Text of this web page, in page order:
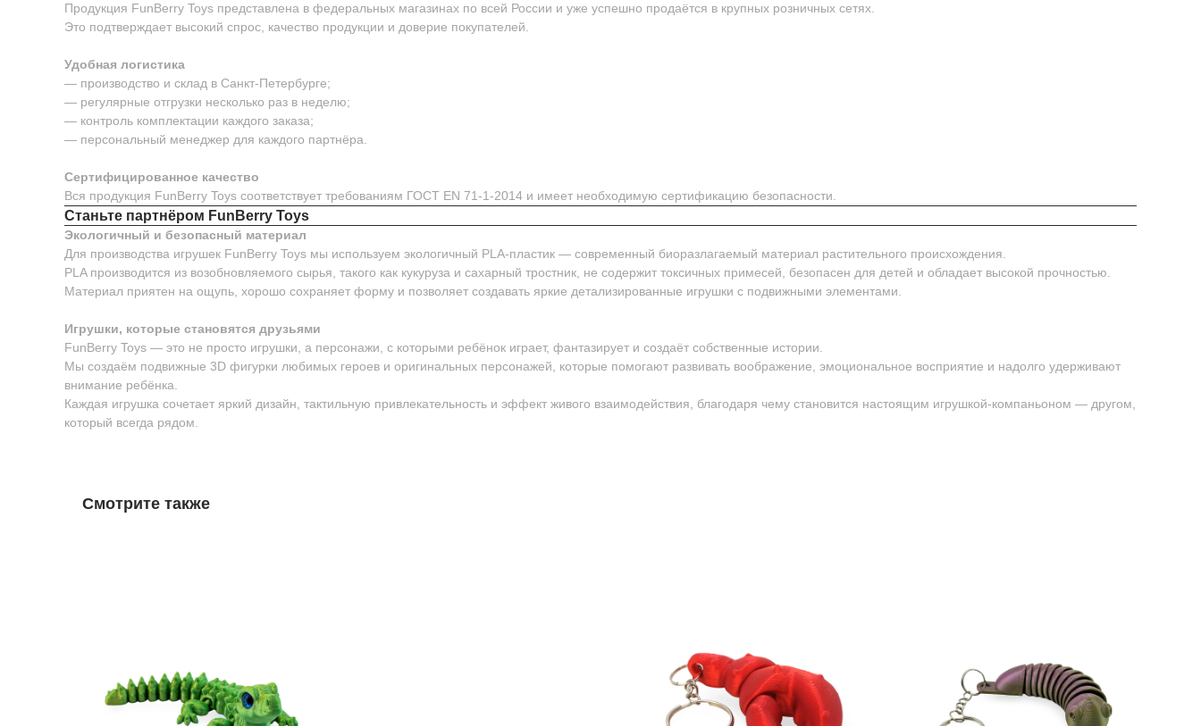
Продукция FunBerry Toys представлена в федеральных магазинах по всей России и уже успешно продаётся в крупных розничных сетях.
Это подтверждает высокий спрос, качество продукции и доверие покупателей.
Удобная логистика
— производство и склад в Санкт-Петербурге;
— регулярные отгрузки несколько раз в неделю;
— контроль комплектации каждого заказа;
— персональный менеджер для каждого партнёра.
Сертифицированное качество
Вся продукция FunBerry Toys соответствует требованиям ГОСТ EN 71-1-2014 и имеет необходимую сертификацию безопасности.
Станьте партнёром FunBerry Toys
Экологичный и безопасный материал
Для производства игрушек FunBerry Toys мы используем экологичный PLA-пластик — современный биоразлагаемый материал растительного происхождения.
PLA производится из возобновляемого сырья, такого как кукуруза и сахарный тростник, не содержит токсичных примесей, безопасен для детей и обладает высокой прочностью.
Материал приятен на ощупь, хорошо сохраняет форму и позволяет создавать яркие детализированные игрушки с подвижными элементами.
Игрушки, которые становятся друзьями
FunBerry Toys — это не просто игрушки, а персонажи, с которыми ребёнок играет, фантазирует и создаёт собственные истории.
Мы создаём подвижные 3D фигурки любимых героев и оригинальных персонажей, которые помогают развивать воображение, эмоциональное восприятие и надолго удерживают
внимание ребёнка.
Каждая игрушка сочетает яркий дизайн, тактильную привлекательность и эффект живого взаимодействия, благодаря чему становится настоящим игрушкой-компаньоном — другом,
который всегда рядом.
Смотрите также